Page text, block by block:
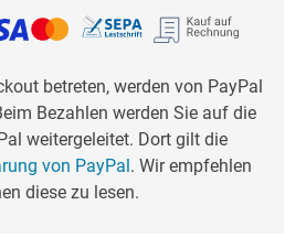
betreten, werden von PayPal
Bezahlen werden Sie auf die
weitergeleitet. Dort gilt die
von PayPal. Wir empfehlen
diese zu lesen.